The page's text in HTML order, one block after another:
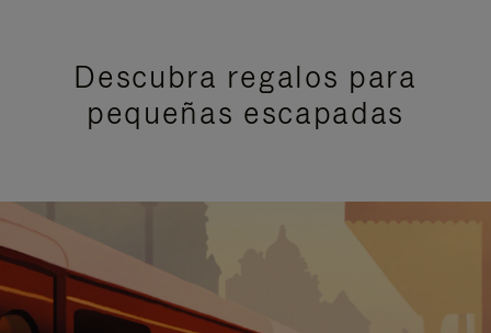
Descubra regalos para
pequeñas escapadas